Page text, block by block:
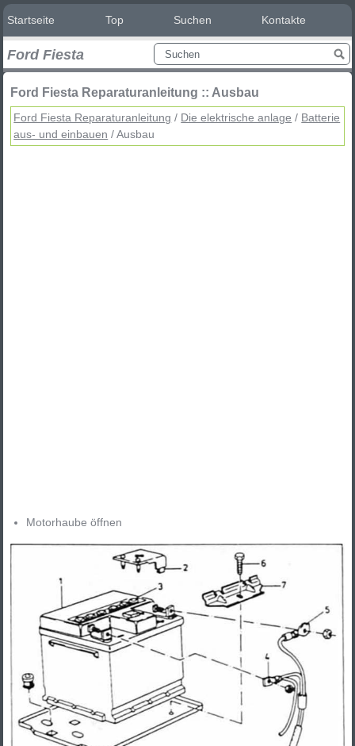
Startseite Top Suchen Kontakte
Ford Fiesta
Ford Fiesta Reparaturanleitung :: Ausbau
Ford Fiesta Reparaturanleitung / Die elektrische anlage / Batterie
aus- und einbauen / Ausbau
Motorhaube öffnen